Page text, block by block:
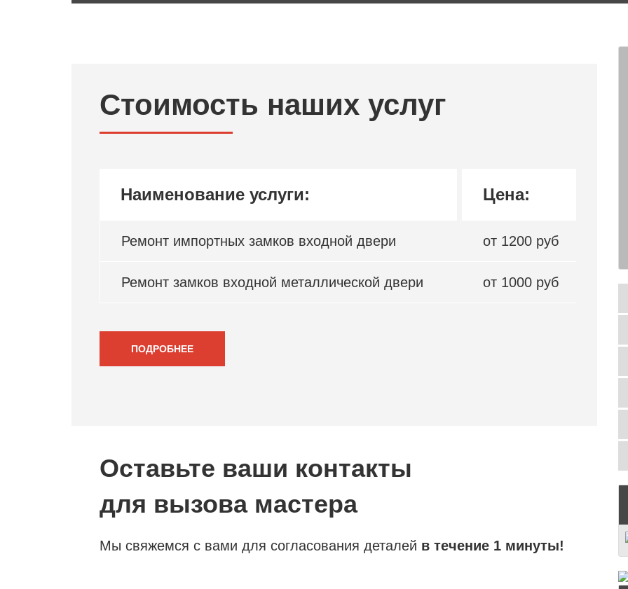
Оставьте ваши контакты
для вызова мастера
Мы свяжемся с вами для согласования деталей в течение 1 минуты!
Стоимость наших услуг
Наименование услуги: Цена:
Ремонт импортных замков входной двери от 1200 руб
Ремонт замков входной металлической двери от 1000 руб
ПОДРОБНЕЕ